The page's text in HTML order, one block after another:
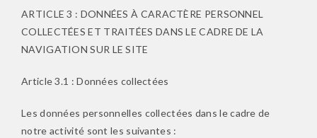
ARTICLE 3 : DONNÉES À CARACTÈRE PERSONNEL
COLLECTÉES ET TRAITÉES DANS LE CADRE DE LA
NAVIGATION SUR LE SITE
Article 3.1 : Données collectées
Les données personnelles collectées dans le cadre de
notre activité sont les suivantes :